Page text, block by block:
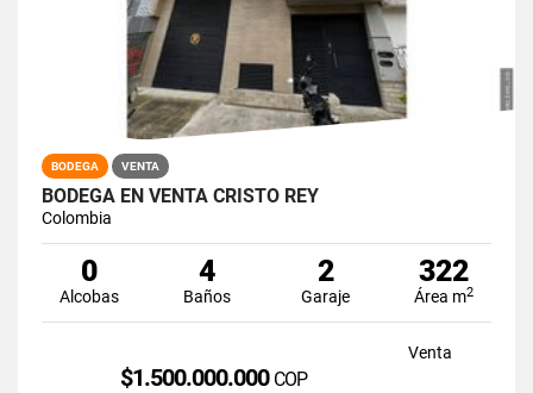
BODEGA VENTA
BODEGA EN VENTA CRISTO REY
Colombia
0
Alcobas
4
Baños
2
Garaje
322
Área m2
Venta
$1.500.000.000 COP